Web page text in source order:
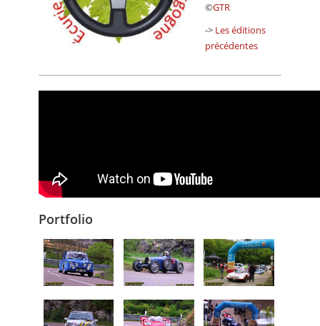
©GTR
-> Les éditions
précédentes
Portfolio